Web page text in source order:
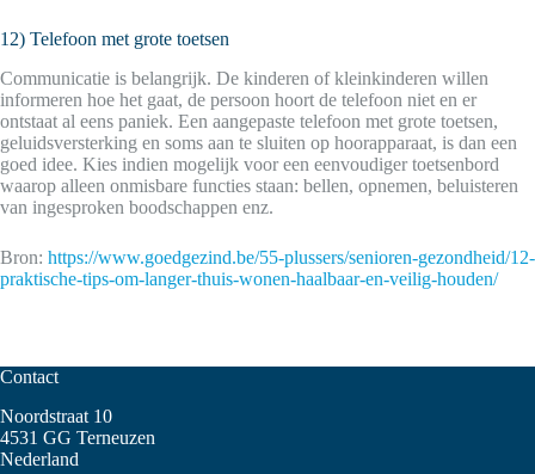
12) Telefoon met grote toetsen
Communicatie is belangrijk. De kinderen of kleinkinderen willen
informeren hoe het gaat, de persoon hoort de telefoon niet en er
ontstaat al eens paniek. Een aangepaste telefoon met grote toetsen,
geluidsversterking en soms aan te sluiten op hoorapparaat, is dan een
goed idee. Kies indien mogelijk voor een eenvoudiger toetsenbord
waarop alleen onmisbare functies staan: bellen, opnemen, beluisteren
van ingesproken boodschappen enz.
Bron: https://www.goedgezind.be/55-plussers/senioren-gezondheid/12-
praktische-tips-om-langer-thuis-wonen-haalbaar-en-veilig-houden/
Contact
Noordstraat 10
4531 GG Terneuzen
Nederland